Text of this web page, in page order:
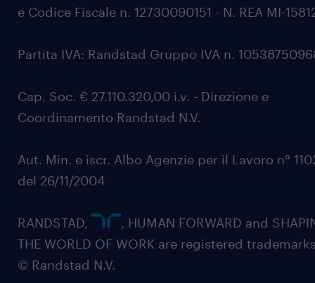
e Codice Fiscale n. 12730090151 - N. REA MI-
Partita IVA: Randstad Gruppo IVA n.
Cap. Soc. € 27.110.320,00 i.v. - Direzione e
Coordinamento Randstad N.V.
Aut. Min. e iscr. Albo Agenzie per il Lavoro n°
del 26/11/2004
RANDSTAD,
, HUMAN FORWARD and
THE WORLD OF WORK are registered
© Randstad N.V.